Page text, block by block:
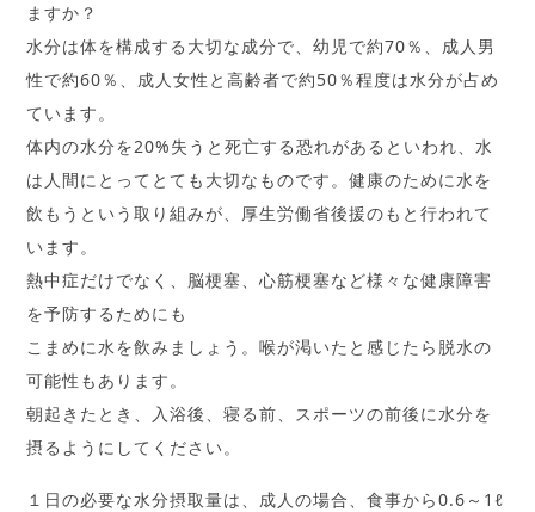
ますか？
水分は体を構成する大切な成分で、幼児で約70％、成人男
性で約60％、成人女性と高齢者で約50％程度は水分が占め
ています。
体内の水分を20%失うと死亡する恐れがあるといわれ、水
は人間にとってとても大切なものです。健康のために水を
飲もうという取り組みが、厚生労働省後援のもと行われて
います。
熱中症だけでなく、脳梗塞、心筋梗塞など様々な健康障害
を予防するためにも
こまめに水を飲みましょう。喉が渇いたと感じたら脱水の
可能性もあります。
朝起きたとき、入浴後、寝る前、スポーツの前後に水分を
摂るようにしてください。
１日の必要な水分摂取量は、成人の場合、食事から0.6～1ℓ